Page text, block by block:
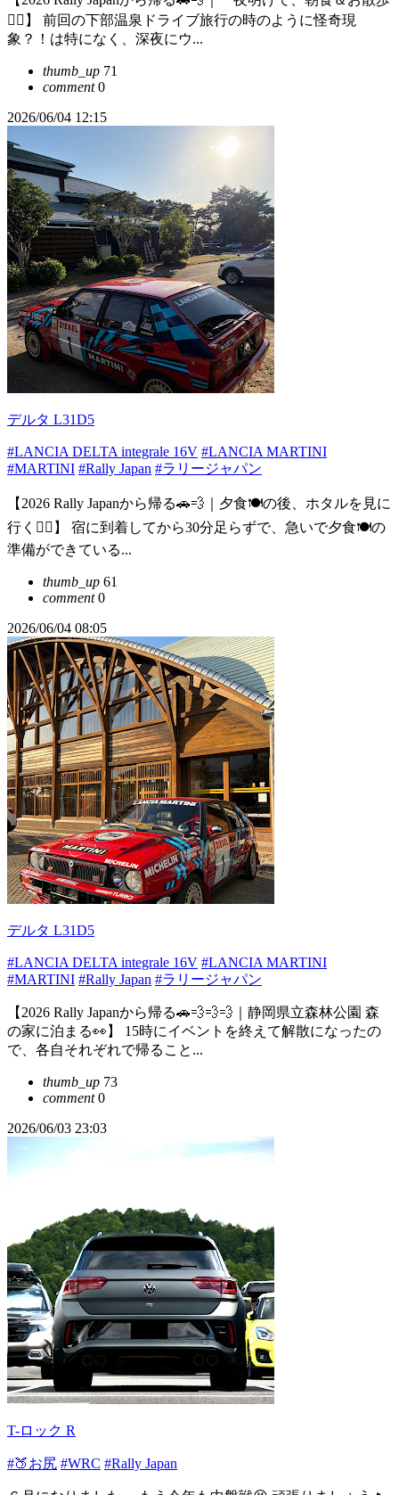
🏃‍♂️】 前回の下部温泉ドライブ旅行の時のように怪奇現
象？！は特になく、深夜にウ...
thumb_up 71
comment0
2026/06/04 12:15
デルタ L31D5
#LANCIA DELTA integrale 16V #LANCIA MARTINI
#MARTINI #Rally Japan #ラリージャパン
【2026 Rally Japanから帰る🚗💨｜夕食🍽️の後、ホタルを見に
行く🏃‍♂️】 宿に到着してから30分足らずで、急いで夕食🍽️の
準備ができている...
thumb_up 61
comment0
2026/06/04 08:05
デルタ L31D5
#LANCIA DELTA integrale 16V #LANCIA MARTINI
#MARTINI #Rally Japan #ラリージャパン
【2026 Rally Japanから帰る🚗💨💨💨｜静岡県立森林公園 森
の家に泊まる👀】 15時にイベントを終えて解散になったの
で、各自それぞれで帰ること...
thumb_up 73
comment0
2026/06/03 23:03
T-ロック R
#🍑お尻 #WRC #Rally Japan